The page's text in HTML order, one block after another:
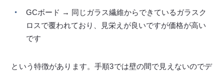
GCボード → 同じガラス繊維からできているガラスク
ロスで覆われており、見栄えが良いですが価格が高い
です
という特徴があります。手順3では壁の間で見えないのでデ